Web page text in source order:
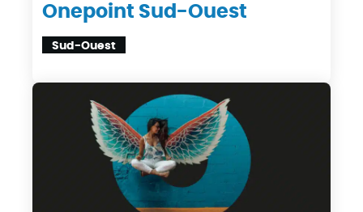
Onepoint Sud-Ouest
Sud-Ouest